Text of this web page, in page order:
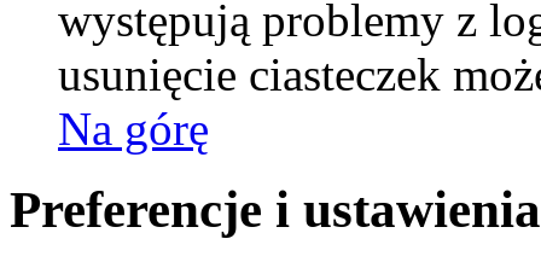
występują problemy z
usunięcie ciasteczek
Na górę
Preferencje i